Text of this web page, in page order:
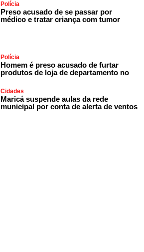
Polícia
Preso acusado de se passar por
médico e tratar criança com tumor
Polícia
Homem é preso acusado de furtar
produtos de loja de departamento no
Cidades
Maricá suspende aulas da rede
municipal por conta de alerta de ventos